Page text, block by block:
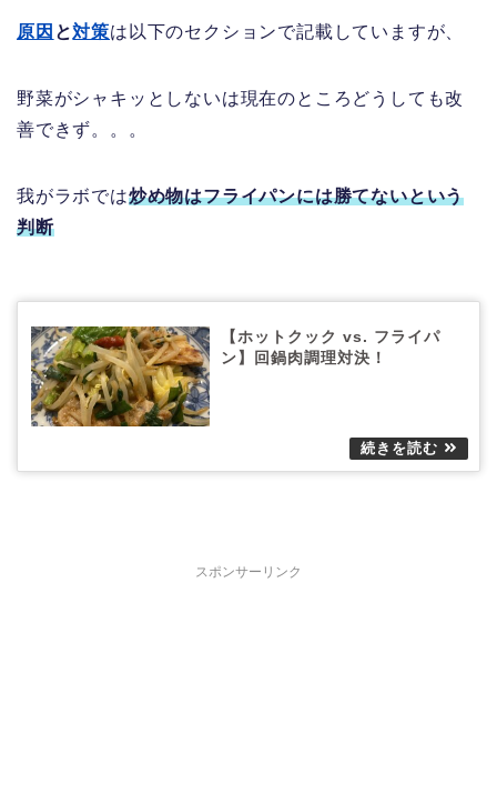
原因 と対策は以下のセクションで記載していますが、
野菜がシャキッとしないは現在のところどうしても改
善できず。。。
我がラボでは炒め物はフライパンには勝てないという
判断
【ホットクック vs. フライパ
ン】回鍋肉調理対決！
スポンサーリンク